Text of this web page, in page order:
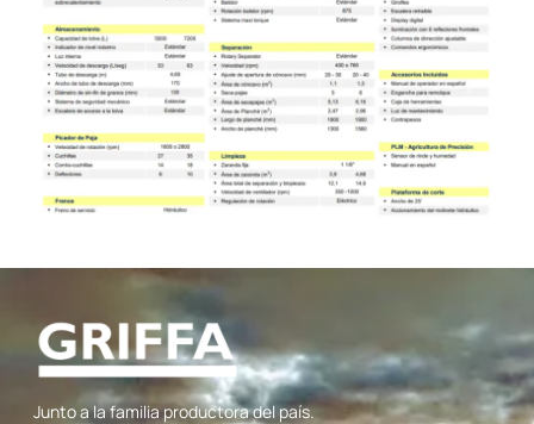
Junto a la familia productora del país.